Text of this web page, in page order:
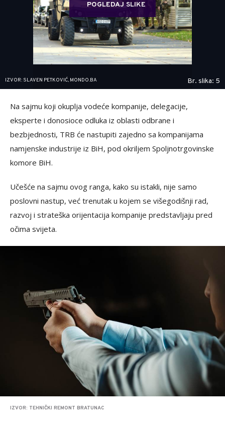
POGLEDAJ SLIKE
IZVOR: SLAVEN PETKOVIĆ, MONDO.BA Br. slika: 5
Na sajmu koji okuplja vodeće kompanije, delegacije,
eksperte i donosioce odluka iz oblasti odbrane i
bezbjednosti, TRB će nastupiti zajedno sa kompanijama
namjenske industrije iz BiH, pod okriljem Spoljnotrgovinske
komore BiH.
Učešće na sajmu ovog ranga, kako su istakli, nije samo
poslovni nastup, već trenutak u kojem se višegodišnji rad,
razvoj i strateška orijentacija kompanije predstavljaju pred
očima svijeta.
IZVOR: TEHNIČKI REMONT BRATUNAC